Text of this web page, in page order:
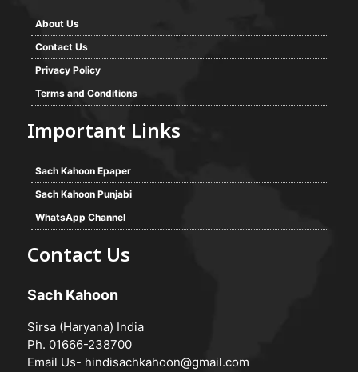
About Us
Contact Us
Privacy Policy
Terms and Conditions
Important Links
Sach Kahoon Epaper
Sach Kahoon Punjabi
WhatsApp Channel
Contact Us
Sach Kahoon
Sirsa (Haryana) India
Ph. 01666-238700
Email Us- hindisachkahoon@gmail.com